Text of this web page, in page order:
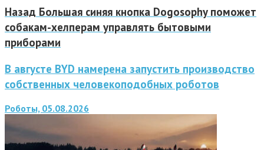
Назад Большая синяя кнопка Dogosophy поможет
собакам-хелперам управлять бытовыми
приборами
В августе BYD намерена запустить производство
собственных человекоподобных роботов
Роботы, 05.08.2026